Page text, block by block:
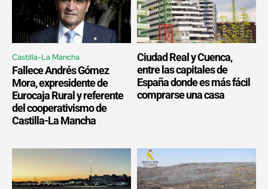
Castilla-La Mancha
Fallece Andrés Gómez
Mora, expresidente de
Eurocaja Rural y referente
del cooperativismo de
Castilla-La Mancha
Ciudad Real y Cuenca,
entre las capitales de
España donde es más fácil
comprarse una casa